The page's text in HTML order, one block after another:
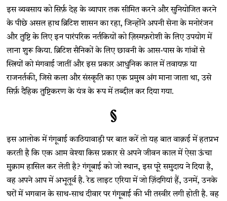
इस व्यवसाय को सिर्फ़ देह के व्यापार तक सीमित करने और सुनियोजित करने
के पीछे असल हाथ ब्रिटिश शासन का रहा, जिन्होंने अपनी सेना के मनोरंजन
और तुष्टि के लिए इन पारंपरिक नर्तकियों को ज़िस्मफ़रोशी के लिए उपयोग में
लाना शुरू किया. ब्रिटिश सैनिकों के लिए छावनी के आस-पास के गांवों से
स्त्रियों को मंगवाई जातीं और इस प्रकार आधुनिक काल में तवायफ़ या
राजनर्तकी, जिसे कला और संस्कृति का एक प्रमुख अंग माना जाता था, उसे
सिर्फ़ दैहिक तुष्टिकरण के यंत्र के रूप में तब्दील कर दिया गया.
§
इस आलोक में गंगूबाई काठियावाड़ी पर बात करें तो यह बात वाक़ई में हतप्रभ
करती है कि एक आम वेश्या किस प्रकार से अपने जीवन काल में ऐसा ऊंचा
मुक़ाम हासिल कर लेती है? गंगूबाई को जो स्थान, इस पूरे समुदाय ने दिया है,
वह अपने आप में अभूतूर्व है. रेड लाइट एरिया में जो ज़िंदगियां हैं, उनमें, उनके
घरों में भगवान के साथ-साथ दीवार पर गंगूबाई की भी तस्वीर लगी होती है. वह